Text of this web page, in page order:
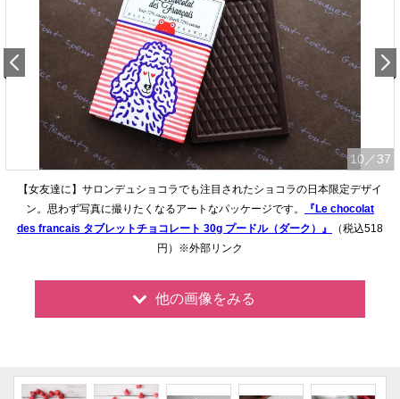
10 ／37
【女友達に】サロンデュショコラでも注目されたショコラの日本限定デザイ
ン。思わず写真に撮りたくなるアートなパッケージです。
『Le chocolat
des francais タブレットチョコレート 30g プードル（ダーク）』
（税込518
円）※外部リンク
他の画像をみる